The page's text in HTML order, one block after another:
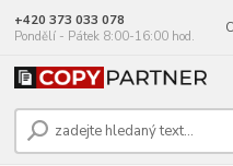
+420 373 033 078
Pondělí - Pátek 8:00-16:00 hod.